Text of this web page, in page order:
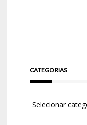
CATEGORIAS